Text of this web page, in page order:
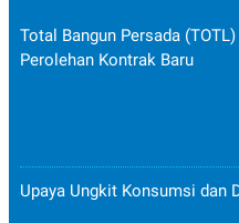
Total Bangun Persada
Perolehan Kontrak Baru
Upaya Ungkit Konsumsi dan